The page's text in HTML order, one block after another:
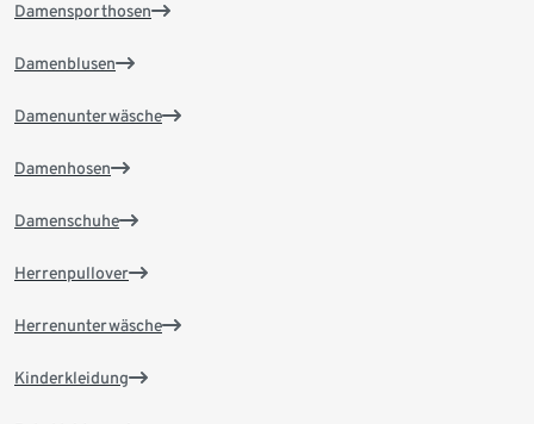
Damensporthosen
Damenblusen
Damenunterwäsche
Damenhosen
Damenschuhe
Herrenpullover
Herrenunterwäsche
Kinderkleidung